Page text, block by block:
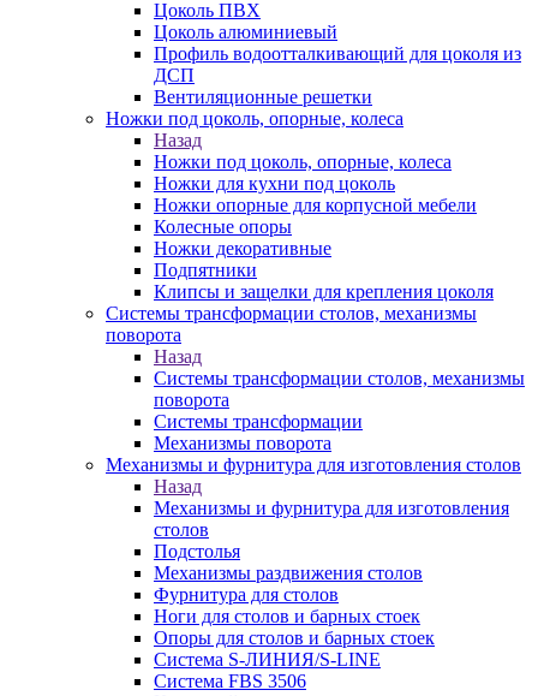
Цоколь ПВХ
Цоколь алюминиевый
Профиль водоотталкивающий для цоколя из
ДСП
Вентиляционные решетки
Ножки под цоколь, опорные, колеса
Назад
Ножки под цоколь, опорные, колеса
Ножки для кухни под цоколь
Ножки опорные для корпусной мебели
Колесные опоры
Ножки декоративные
Подпятники
Клипсы и защелки для крепления цоколя
Системы трансформации столов, механизмы
поворота
Назад
Системы трансформации столов, механизмы
поворота
Системы трансформации
Механизмы поворота
Механизмы и фурнитура для изготовления столов
Назад
Механизмы и фурнитура для изготовления
столов
Подстолья
Механизмы раздвижения столов
Фурнитура для столов
Ноги для столов и барных стоек
Опоры для столов и барных стоек
Система S-ЛИНИЯ/S-LINE
Система FBS 3506